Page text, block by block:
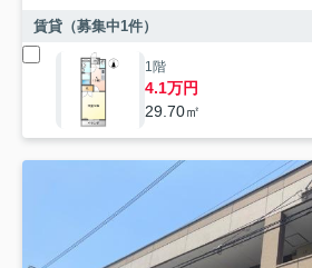
賃貸（募集中1件）
1階
4.1万円
29.70㎡